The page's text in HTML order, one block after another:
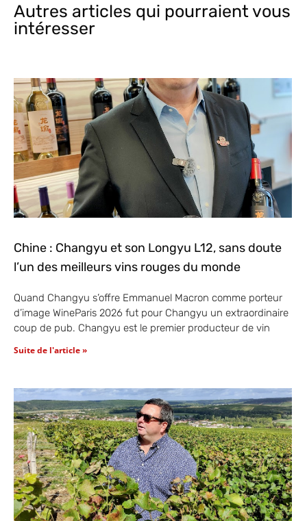
Autres articles qui pourraient vous
intéresser
Chine : Changyu et son Longyu L12, sans doute
l’un des meilleurs vins rouges du monde
Quand Changyu s’offre Emmanuel Macron comme porteur
d’image WineParis 2026 fut pour Changyu un extraordinaire
coup de pub. Changyu est le premier producteur de vin
Suite de l'article »